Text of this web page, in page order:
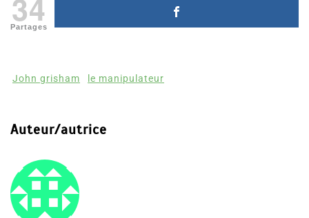
34
Partages
John grisham le manipulateur
Auteur/autrice